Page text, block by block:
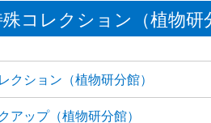
コレクション（植物研
クション（植物研分館）
アップ（植物研分館）